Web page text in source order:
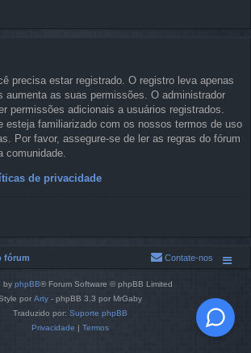
precisa estar registrado. O registro leva apenas
aumenta as suas permissões. O administrador
permissões adicionais a usuários registrados.
esteja familiarizado com os nossos termos de uso
Por favor, assegure-se de ler as regras do fórum
comunidade.
de privacidade
fórum Contate-nos
by phpBB® Forum Software © phpBB Limited
por Arty - phpBB 3.3 por MrGaby
Traduzido por: Suporte phpBB
Privacidade | Termos